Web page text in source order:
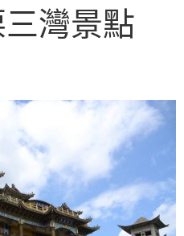
灣景點